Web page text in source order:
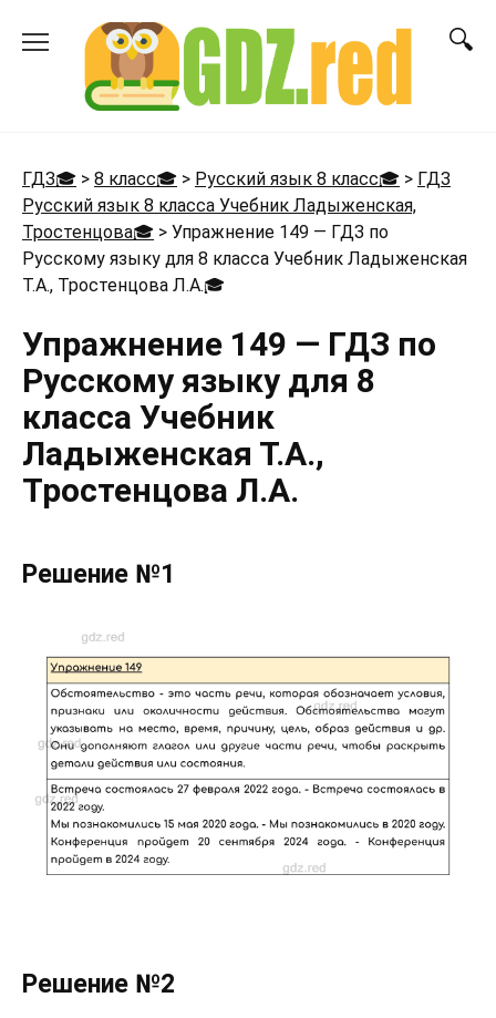
ГДЗ🎓 > 8 класс🎓 > Русский язык 8 класс🎓 > ГДЗ
Русский язык 8 класса Учебник Ладыженская,
Тростенцова🎓 > Упражнение 149 — ГДЗ по
Русскому языку для 8 класса Учебник Ладыженская
Т.А., Тростенцова Л.А.🎓
Упражнение 149 — ГДЗ по
Русскому языку для 8
класса Учебник
Ладыженская Т.А.,
Тростенцова Л.А.
Решение №1
Решение №2